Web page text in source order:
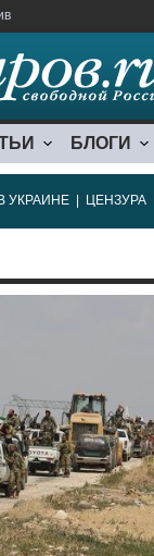
БЛОГИ
УКРАИНЕ ЦЕНЗУРА